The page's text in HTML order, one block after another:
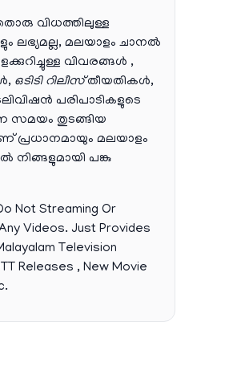
വിധത്തിലുള്ള
ലഭ്യമല്ല, മലയാളം ചാനല്‍
വിവരങ്ങള്‍ ,
ഒടിടി റിലീസ്തീയതികള്‍,
പരിപാടികളുടെ
സമയം തുടങ്ങിയ
പ്രധാനമായും മലയാളം
നിങ്ങളുമായി പങ്കു
Not Streaming Or
Videos. Just Provides
Television
Releases , New Movie